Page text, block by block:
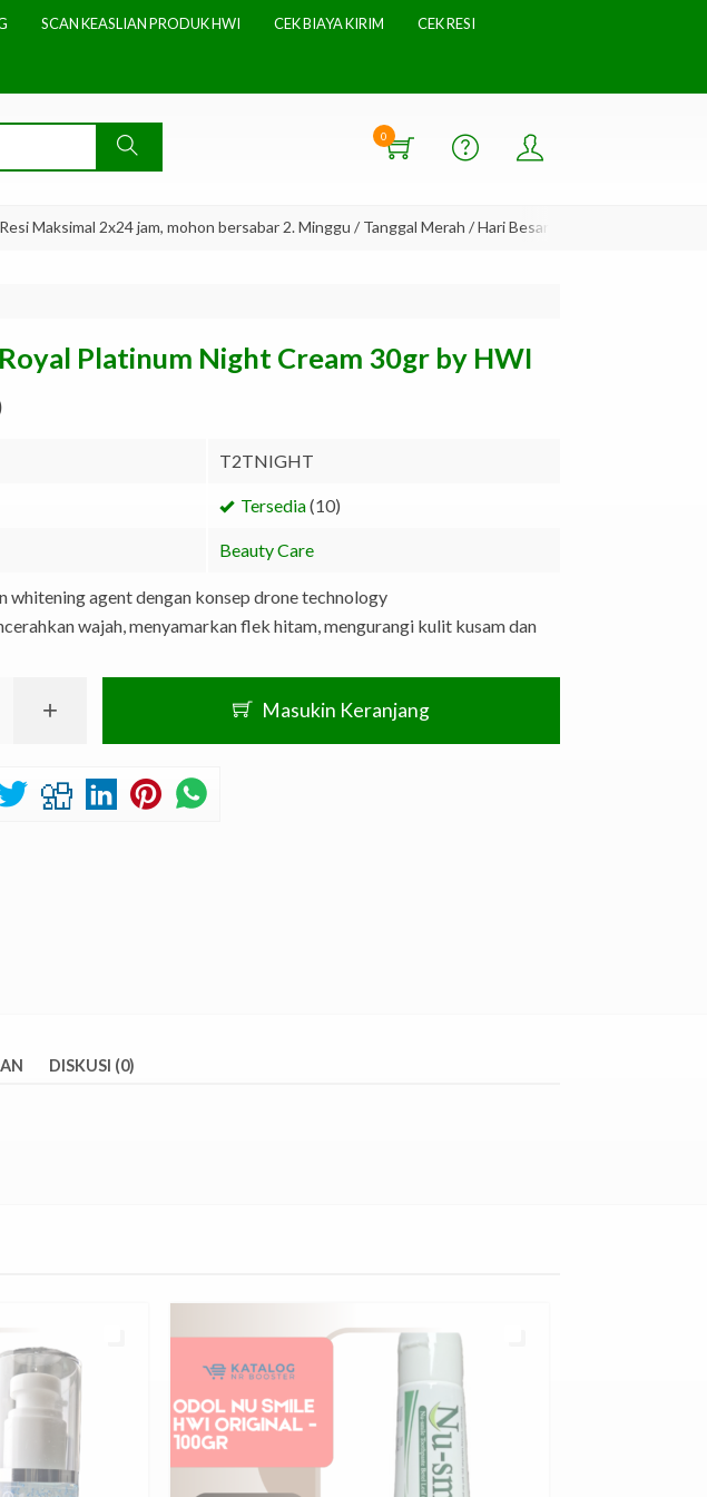
SCAN KEASLIAN PRODUK HWI CEK BIAYA KIRIM CEK RESI
0
Maksimal 2x24 jam, mohon bersabar 2. Minggu / Tanggal Merah / Hari Besar Tidak ada Pengiriman
Platinum Night Cream 30gr by HWI
T2TNIGHT
Tersedia(10)
Beauty Care
whitening agent dengan konsep drone technology
wajah, menyamarkan flek hitam, mengurangi kulit kusam dan
+ Masukin Keranjang
DISKUSI (0)